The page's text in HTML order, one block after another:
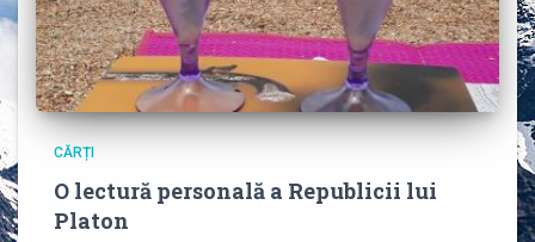
CĂRȚI
O lectură personală a Republicii lui
Platon